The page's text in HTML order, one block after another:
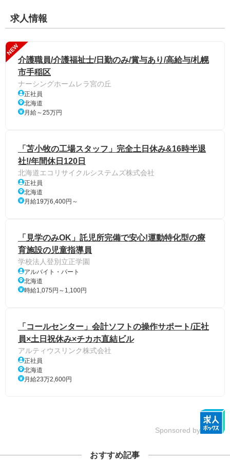
求人情報
NEW
介護職員/介護福祉士/日勤のみ/賞与あり/高給与/札幌
市手稲区
ナーシングホームレラ宮の丘
正社員
北海道
月給～25万円
「苫小牧の工場スタッフ」完全土日休み&16時半退
社!/年間休日120日
北海道エコリサイクルシステムズ株式会社
正社員
北海道
月給19万6,400円～
「見学のみOK」託児所完備で安心!運動特化型の療
育施設の児童指導員
学校法人登別立正学園
アルバイト・パート
北海道
時給1,075円～1,100円
「コールセンター」会計ソフトの操作サポート/正社
員×土日祝休み×チカホ直結ビル
アルティウスリンク株式会社
正社員
北海道
月給23万2,600円
Sponsored by
おすすめ記事